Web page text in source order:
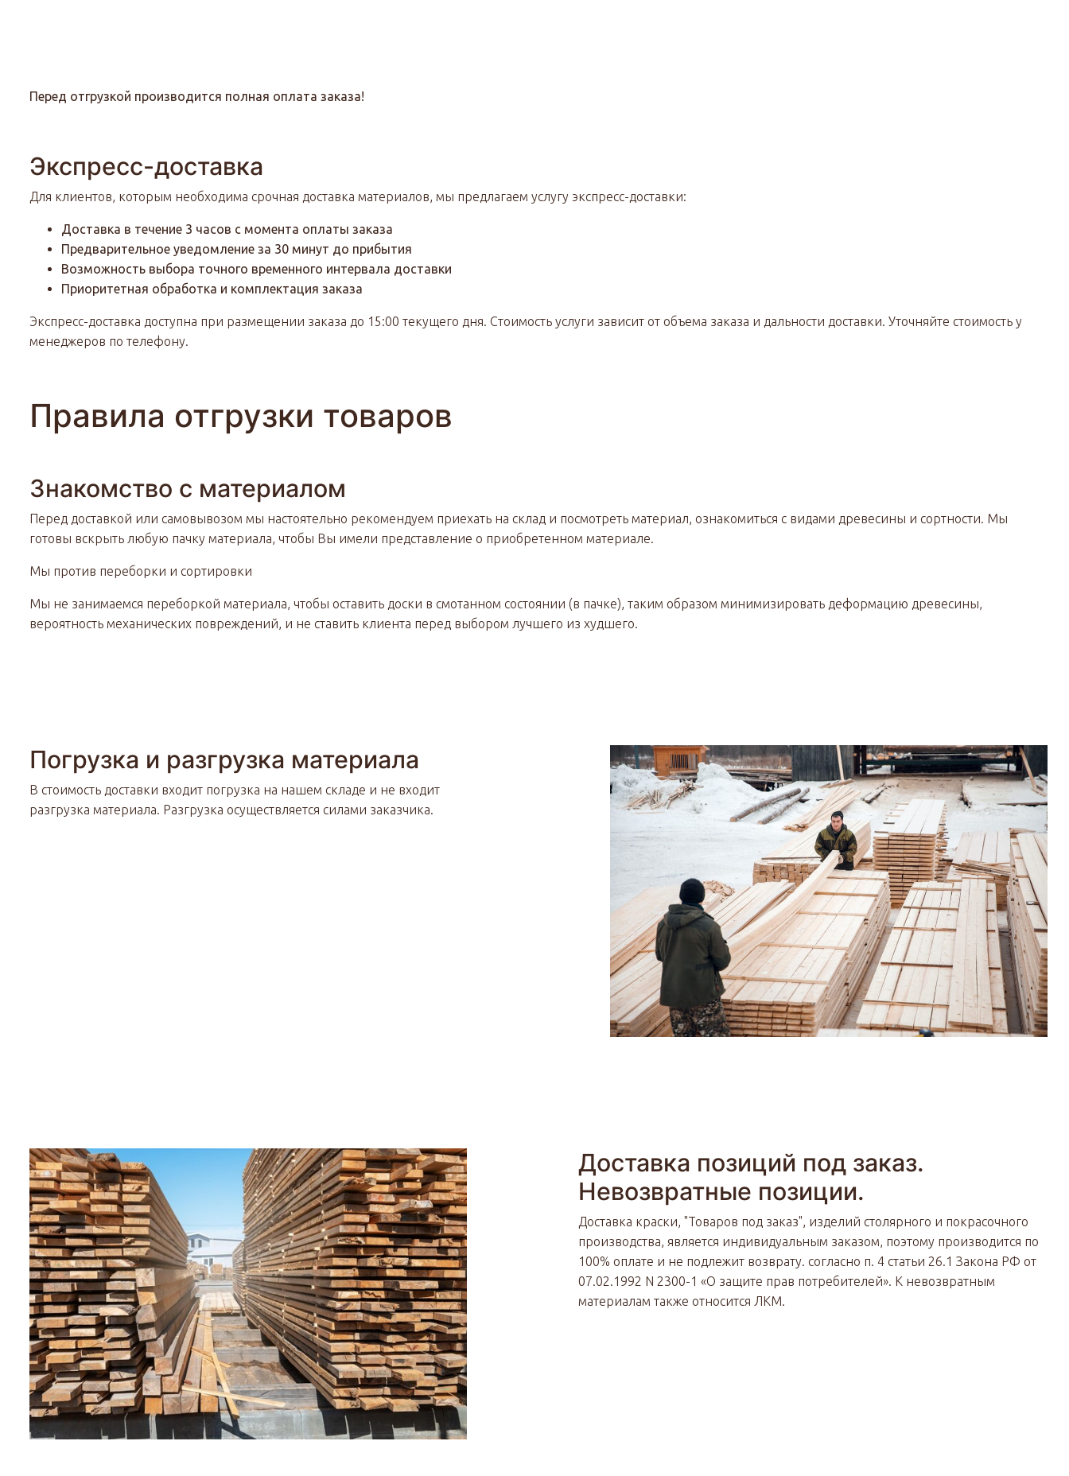
Перед отгрузкой производится полная оплата заказа!
Экспресс-доставка
Для клиентов, которым необходима срочная доставка материалов, мы предлагаем услугу экспресс-доставки:
Доставка в течение 3 часов с момента оплаты заказа
Предварительное уведомление за 30 минут до прибытия
Возможность выбора точного временного интервала доставки
Приоритетная обработка и комплектация заказа
Экспресс-доставка доступна при размещении заказа до 15:00 текущего дня. Стоимость услуги зависит от объема заказа и дальности доставки. Уточняйте стоимость у
менеджеров по телефону.
Правила отгрузки товаров
Знакомство с материалом
Перед доставкой или самовывозом мы настоятельно рекомендуем приехать на склад и посмотреть материал, ознакомиться с видами древесины и сортности. Мы
готовы вскрыть любую пачку материала, чтобы Вы имели представление о приобретенном материале.
Мы против переборки и сортировки
Мы не занимаемся переборкой материала, чтобы оставить доски в смотанном состоянии (в пачке), таким образом минимизировать деформацию древесины,
вероятность механических повреждений, и не ставить клиента перед выбором лучшего из худшего.
Погрузка и разгрузка материала
В стоимость доставки входит погрузка на нашем складе и не входит
разгрузка материала. Разгрузка осуществляется силами заказчика.
Доставка позиций под заказ.
Невозвратные позиции.
Доставка краски, "Товаров под заказ", изделий столярного и покрасочного
производства, является индивидуальным заказом, поэтому производится по
100% оплате и не подлежит возврату. согласно п. 4 статьи 26.1 Закона РФ от
07.02.1992 N 2300-1 «О защите прав потребителей». К невозвратным
материалам также относится ЛКМ.